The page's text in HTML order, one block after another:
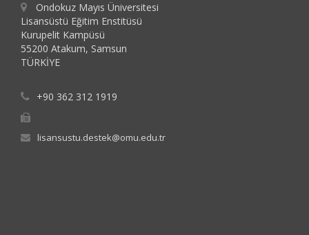
Ondokuz Mayıs Üniversitesi
Lisansüstü Eğitim Enstitüsü
Kurupelit Kampüsü
55200 Atakum, Samsun
TÜRKİYE
+90 362 312 1919
lisansustu.destek@omu.edu.tr